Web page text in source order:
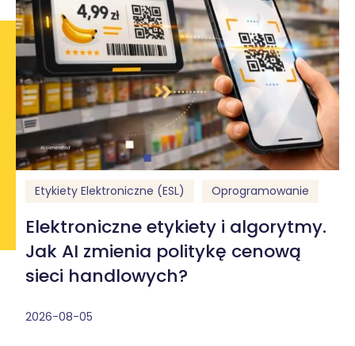
Etykiety Elektroniczne (ESL) Oprogramowanie
Elektroniczne etykiety i algorytmy.
Jak AI zmienia politykę cenową
sieci handlowych?
2026-08-05